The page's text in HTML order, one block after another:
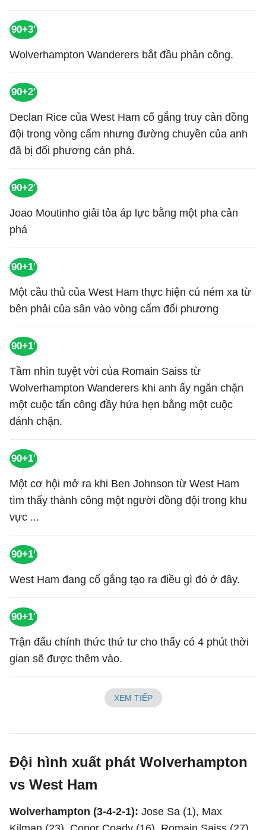
90+3'
Wolverhampton Wanderers bắt đầu phản công.
90+2'
Declan Rice của West Ham cố gắng truy cản đồng
đội trong vòng cấm nhưng đường chuyền của anh
đã bị đối phương cản phá.
90+2'
Joao Moutinho giải tỏa áp lực bằng một pha cản
phá
90+1'
Một cầu thủ của West Ham thực hiện cú ném xa từ
bên phải của sân vào vòng cấm đối phương
90+1'
Tầm nhìn tuyệt vời của Romain Saiss từ
Wolverhampton Wanderers khi anh ấy ngăn chặn
một cuộc tấn công đầy hứa hẹn bằng một cuộc
đánh chặn.
90+1'
Một cơ hội mở ra khi Ben Johnson từ West Ham
tìm thấy thành công một người đồng đội trong khu
vực ...
90+1'
West Ham đang cố gắng tạo ra điều gì đó ở đây.
90+1'
Trận đấu chính thức thứ tư cho thấy có 4 phút thời
gian sẽ được thêm vào.
XEM TIẾP
Đội hình xuất phát Wolverhampton
vs West Ham
Wolverhampton (3-4-2-1): Jose Sa (1), Max